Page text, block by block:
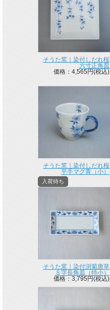
そうた窯｜染付しだれ桜
六寸正角皿
価格：4,565円(税込)
そうた窯｜染付しだれ桜
平手マグ青（小）
入荷待ち
そうた窯｜染付渕菊唐草
Ｓ字長角皿（特小）
価格：3,795円(税込)